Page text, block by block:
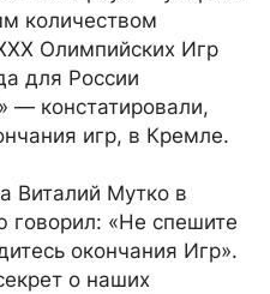
количеством
Олимпийских Игр
для России
— констатировали,
игр, в Кремле.
Виталий Мутко в
«Не спешите
окончания Игр».
о наших